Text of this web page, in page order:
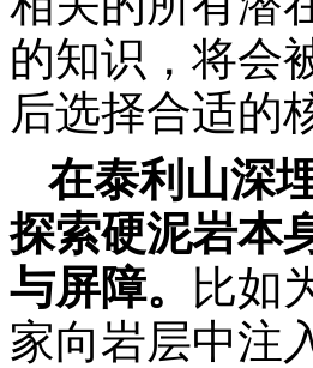
的知识，将会
后选择合适的
在泰利山深
探索硬泥岩本
与屏障。 比如
家向岩层中注